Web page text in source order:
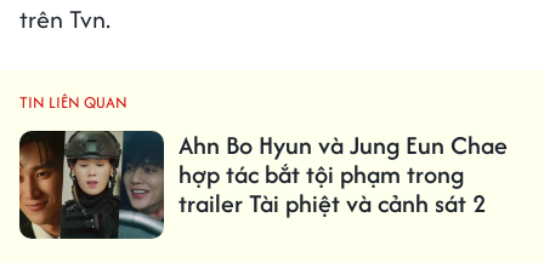
trên Tvn.
TIN LIÊN QUAN
Ahn Bo Hyun và Jung Eun Chae
hợp tác bắt tội phạm trong
trailer Tài phiệt và cảnh sát 2